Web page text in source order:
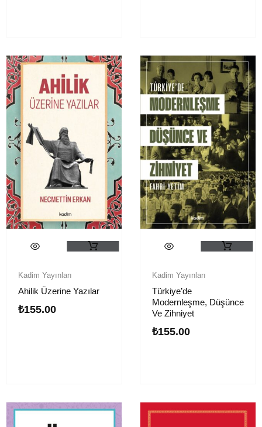
Kadim Yayınları
Ahilik Üzerine Yazılar
₺155.00
Kadim Yayınları
Türkiye’de
Modernleşme, Düşünce
Ve Zihniyet
₺155.00